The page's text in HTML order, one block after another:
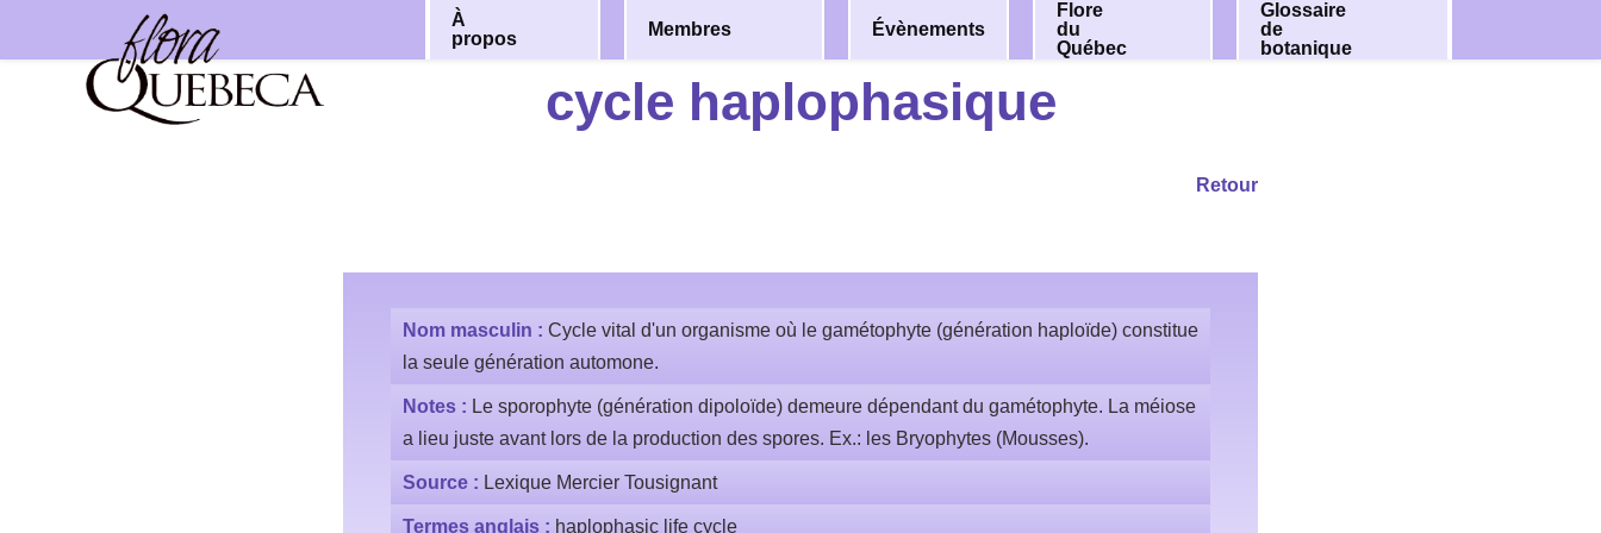
Aller
À
propos
Membres Évènements
Flore
du
Québec
Glossaire
de
botanique
cycle haplophasique
Retour
Nom masculin : Cycle vital d'un organisme où le gamétophyte (génération haploïde) constitue
la seule génération automone.
Notes : Le sporophyte (génération dipoloïde) demeure dépendant du gamétophyte. La méiose
a lieu juste avant lors de la production des spores. Ex.: les Bryophytes (Mousses).
Source : Lexique Mercier Tousignant
Termes anglais : haplophasic life cycle